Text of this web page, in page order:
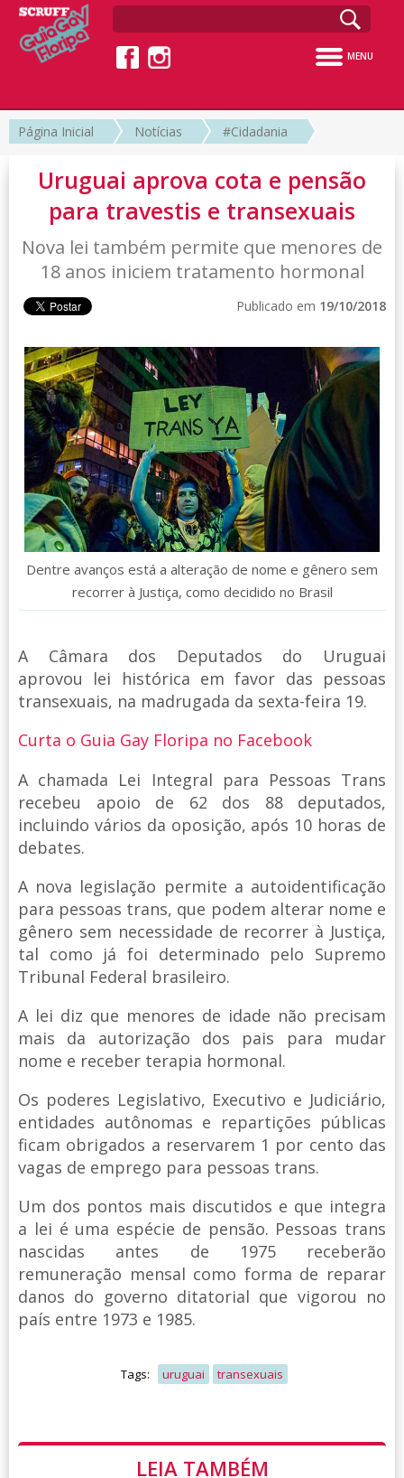
MENU
Página Inicial Notícias #Cidadania
Uruguai aprova cota e pensão
para travestis e transexuais
Nova lei também permite que menores de
18 anos iniciem tratamento hormonal
Publicado em 19/10/2018
Dentre avanços está a alteração de nome e gênero sem
recorrer à Justiça, como decidido no Brasil
A Câmara dos Deputados do Uruguai
aprovou lei histórica em favor das pessoas
transexuais, na madrugada da sexta-feira 19.
Curta o Guia Gay Floripa no Facebook
A chamada Lei Integral para Pessoas Trans
recebeu apoio de 62 dos 88 deputados,
incluindo vários da oposição, após 10 horas de
debates.
A nova legislação permite a autoidentificação
para pessoas trans, que podem alterar nome e
gênero sem necessidade de recorrer à Justiça,
tal como já foi determinado pelo Supremo
Tribunal Federal brasileiro.
A lei diz que menores de idade não precisam
mais da autorização dos pais para mudar
nome e receber terapia hormonal.
Os poderes Legislativo, Executivo e Judiciário,
entidades autônomas e repartições públicas
ficam obrigados a reservarem 1 por cento das
vagas de emprego para pessoas trans.
Um dos pontos mais discutidos e que integra
a lei é uma espécie de pensão. Pessoas trans
nascidas antes de 1975 receberão
remuneração mensal como forma de reparar
danos do governo ditatorial que vigorou no
país entre 1973 e 1985.
Tags: uruguai transexuais
LEIA TAMBÉM